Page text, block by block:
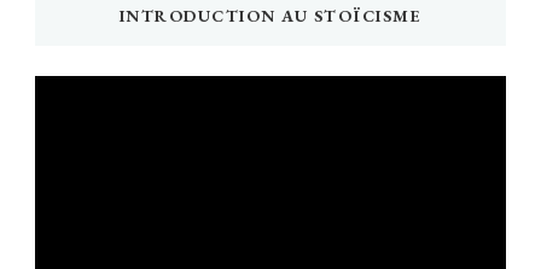
INTRODUCTION AU STOÏCISME